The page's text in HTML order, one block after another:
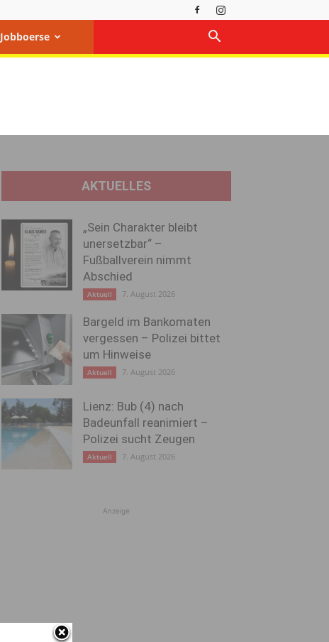
Jobboerse
AKTUELLES
„Sein Charakter bleibt
unersetzbar“ –
Fußballverein nimmt
Abschied
Aktuell 7. August 2026
Bargeld im Bankomaten
vergessen – Polizei bittet
um Hinweise
Aktuell 7. August 2026
Lienz: Bub (4) nach
Badeunfall reanimiert –
Polizei sucht Zeugen
Aktuell 7. August 2026
Anzeige